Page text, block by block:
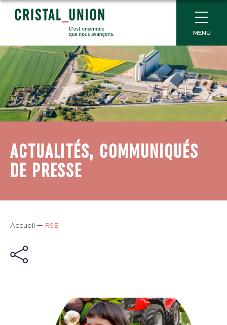
MENU
ACTUALITÉS, COMMUNIQUÉS
DE PRESSE
Accueil — RSE